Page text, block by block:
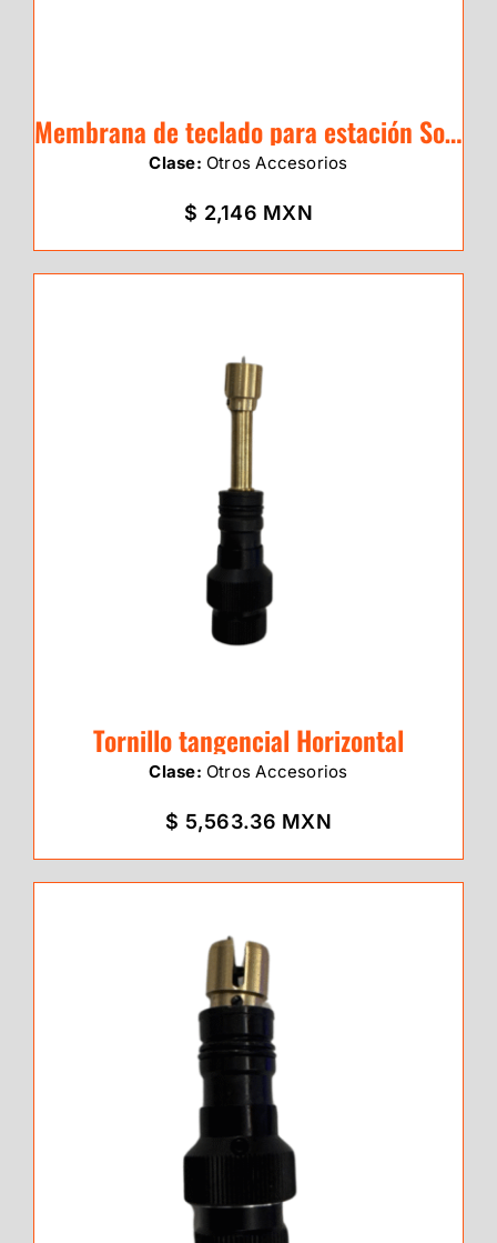
Membrana de teclado para estación Sokkia serie IM-50
Clase: Otros Accesorios
$ 2,146 MXN
Tornillo tangencial Horizontal
Clase: Otros Accesorios
$ 5,563.36 MXN